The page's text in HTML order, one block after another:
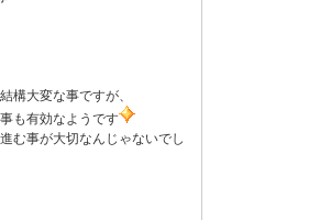
構大変な事ですが、
も有効なようです
む事が大切なんじゃないでし